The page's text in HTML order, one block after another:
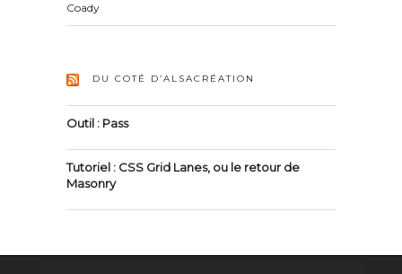
Coady
DU COTÉ D’ALSACRÉATION
Outil : Pass
Tutoriel : CSS Grid Lanes, ou le retour de
Masonry